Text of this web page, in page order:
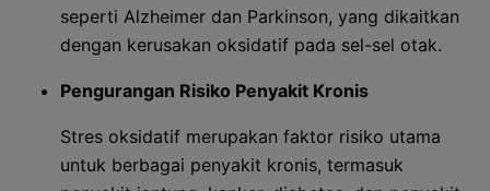
seperti Alzheimer dan Parkinson, yang dikaitkan
dengan kerusakan oksidatif pada sel-sel otak.
Pengurangan Risiko Penyakit Kronis
Stres oksidatif merupakan faktor risiko utama
untuk berbagai penyakit kronis, termasuk